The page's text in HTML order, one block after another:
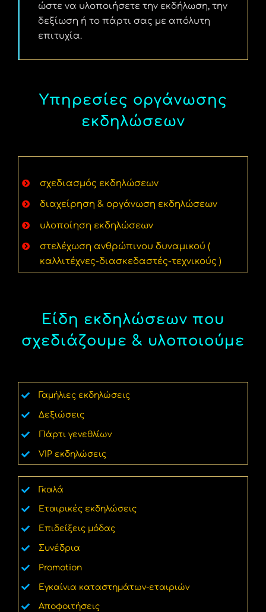
ώστε να υλοποιήσετε την εκδήλωση, την
δεξίωση ή το πάρτι σας με απόλυτη
επιτυχία.
Υπηρεσίες οργάνωσης
εκδηλώσεων
σχεδιασμός εκδηλώσεων
διαχείρηση & οργάνωση εκδηλώσεων
υλοποίηση εκδηλώσεων
στελέχωση ανθρώπινου δυναμικού (
καλλιτέχνες-διασκεδαστές-τεχνικούς )
Είδη εκδηλώσεων που
σχεδιάζουμε & υλοποιούμε
Γαμήλιες εκδηλώσεις
Δεξιώσεις
Πάρτι γενεθλίων
VIP εκδηλώσεις
Γκαλά
Εταιρικές εκδηλώσεις
Επιδείξεις μόδας
Συνέδρια
Promotion
Εγκαίνια καταστημάτων-εταιριών
Αποφοιτήσεις